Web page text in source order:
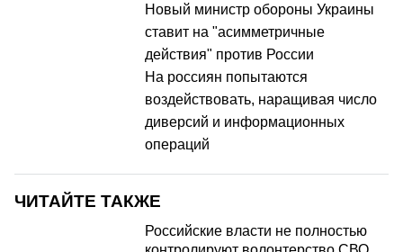
Новый министр обороны Украины
ставит на "асимметричные
действия" против России
На россиян попытаются
воздействовать, наращивая число
диверсий и информационных
операций
ЧИТАЙТЕ ТАКЖЕ
Российские власти не полностью